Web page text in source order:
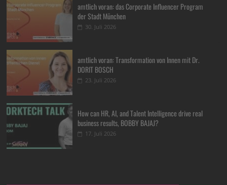
amtlich voran: das Corporate Influencer Program
der Stadt München
30. Juli 2026
amtlich voran: Transformation von Innen mit Dr.
DORIT BOSCH
23. Juli 2026
How can HR, AI, and Talent Intelligence drive real
business results, BOBBY BAJAJ?
17. Juli 2026